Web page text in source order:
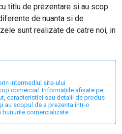
titlu de prezentare si au scop
de nuanta si de
sunt realizate de catre noi, in
intermediul site-ului
comercial. Informațiile afișate pe
caracteristici sau detalii de produs
au scopul de a prezenta într-o
bunurile comercializate.